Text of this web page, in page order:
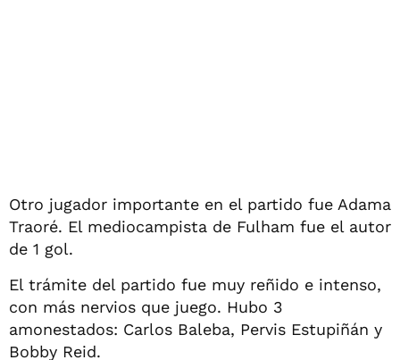
Otro jugador importante en el partido fue Adama
Traoré. El mediocampista de Fulham fue el autor
de 1 gol.
El trámite del partido fue muy reñido e intenso,
con más nervios que juego. Hubo 3
amonestados: Carlos Baleba, Pervis Estupiñán y
Bobby Reid.